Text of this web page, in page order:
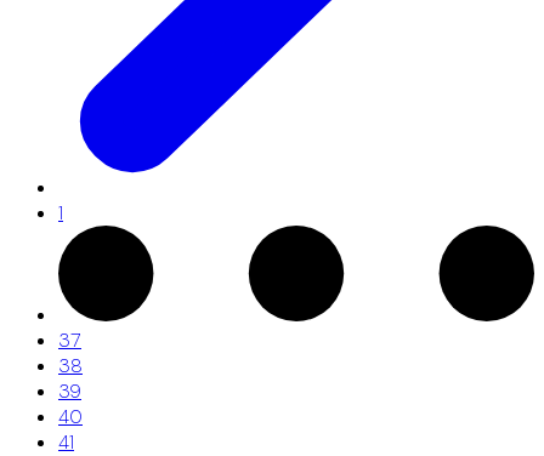
1
37
38
39
40
41